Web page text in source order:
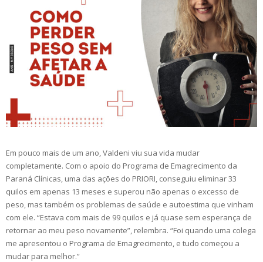
Em pouco mais de um ano, Valdeni viu sua vida mudar
completamente. Com o apoio do Programa de Emagrecimento da
Paraná Clínicas, uma das ações do PRIORI, conseguiu eliminar 33
quilos em apenas 13 meses e superou não apenas o excesso de
peso, mas também os problemas de saúde e autoestima que vinham
com ele. “Estava com mais de 99 quilos e já quase sem esperança de
retornar ao meu peso novamente”, relembra. “Foi quando uma colega
me apresentou o Programa de Emagrecimento, e tudo começou a
mudar para melhor.”